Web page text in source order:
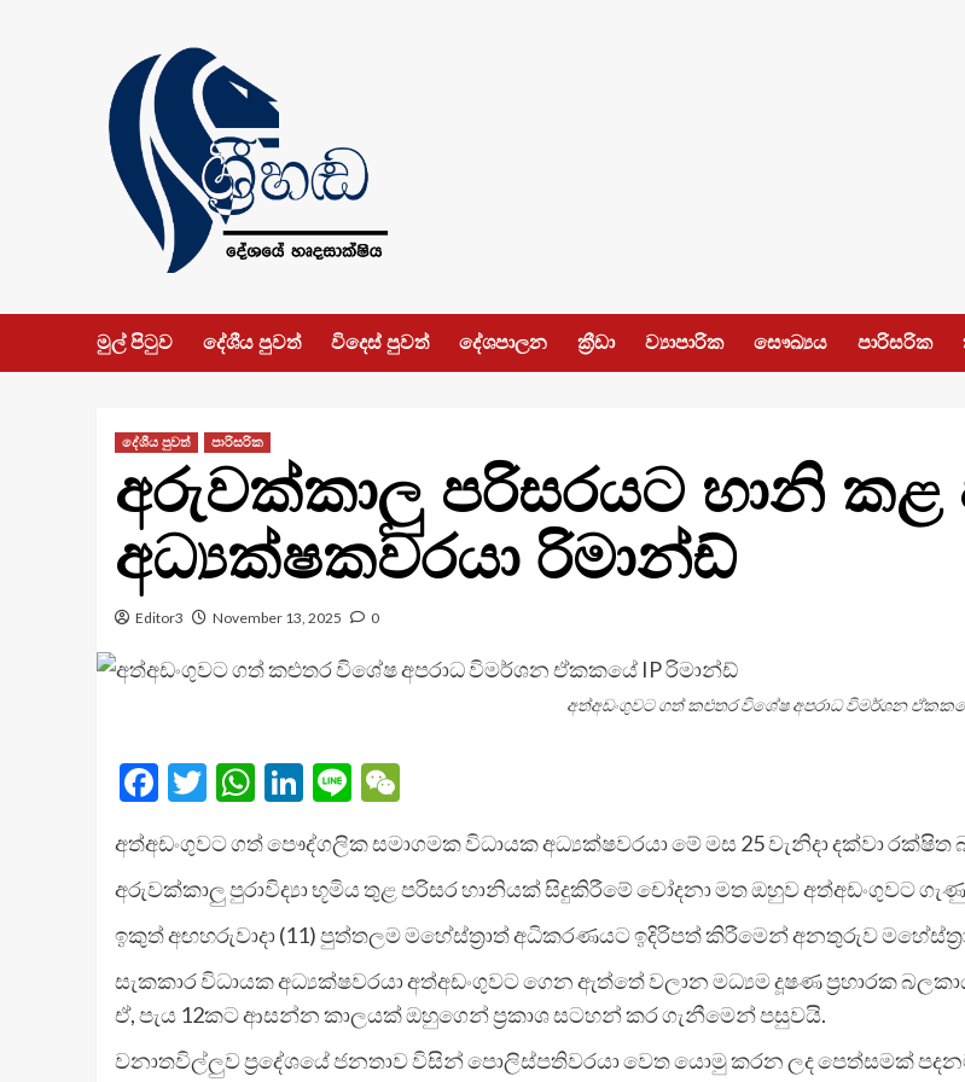
මුල් පිටුව දේශීය පුවත් විදෙස් පුවත් දේශපාලන ක්‍රීඩා ව්‍යාපාරික සෞඛ්‍යය පාරිසරික
දේශීය පුවත් පාරිසරික
අරුවක්කාලු පරිසරයට හානි කළ
අධ්‍යක්ෂකවරයා රිමාන්ඩ්
Editor3 November 13, 2025 0
අත්අඩංගුවට ගත් කළුතර විශේෂ අපරාධ විමර්ශන
Facebook
Twitter
WhatsApp
LinkedIn
LineWeChat
අත්අඩංගුවට ගත් පෞද්ගලික සමාගමක විධායක අධ්‍යක්ෂවරයා මේ මස 25 වැනිදා දක්වා
අරුවක්කාලු පුරාවිද්‍යා භූමිය තුළ පරිසර හානියක් සිදුකිරීමේ චෝදනා මත ඔහුව අත්අඩංගුවට
ඉකුත් අඟහරුවාදා (11) පුත්තලම මහේස්ත්‍රාත් අධිකරණයට ඉදිරිපත් කිරීමෙන් අනතුරුව
සැකකාර විධායක අධ්‍යක්ෂවරයා අත්අඩංගුවට ගෙන ඇත්තේ වලාන මධ්‍යම දූෂණ ප්‍රහාරක
ඒ, පැය 12කට ආසන්න කාලයක් ඔහුගෙන් ප්‍රකාශ සටහන් කර ගැනීමෙන් පසුවයි.
වනාතවිල්ලුව ප්‍රදේශයේ ජනතාව විසින් පොලිස්පතිවරයා වෙත යොමු කරන ලද පෙත්සමක්